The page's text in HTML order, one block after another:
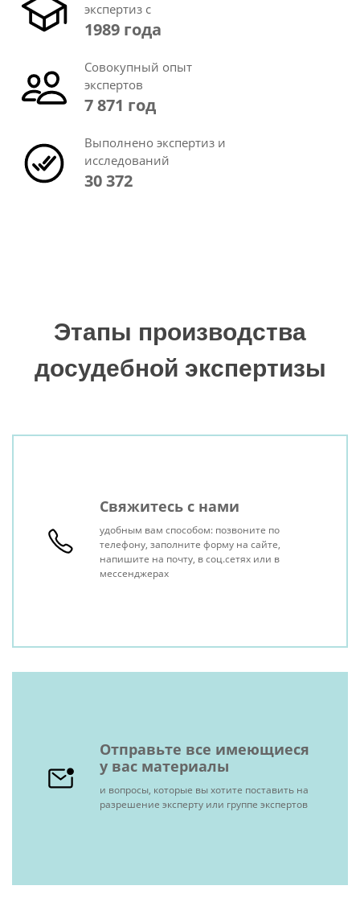
экспертиз с
1989 года
Совокупный опыт
экспертов
7 871 год
Выполнено экспертиз и
исследований
30 372
Этапы производства
досудебной экспертизы
Свяжитесь с нами
удобным вам способом: позвоните по
телефону, заполните форму на сайте,
напишите на почту, в соц.сетях или в
мессенджерах
Отправьте все имеющиеся
у вас материалы
и вопросы, которые вы хотите поставить на
разрешение эксперту или группе экспертов